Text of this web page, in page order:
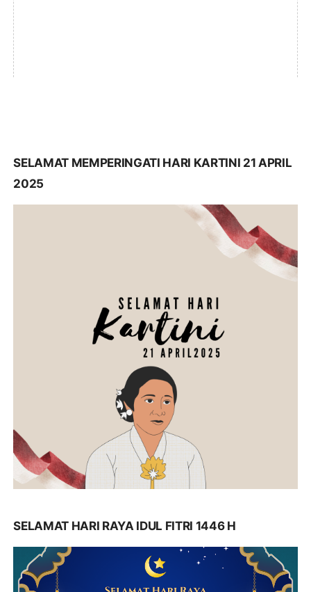
SELAMAT MEMPERINGATI HARI KARTINI 21 APRIL
2025
SELAMAT HARI RAYA IDUL FITRI 1446 H